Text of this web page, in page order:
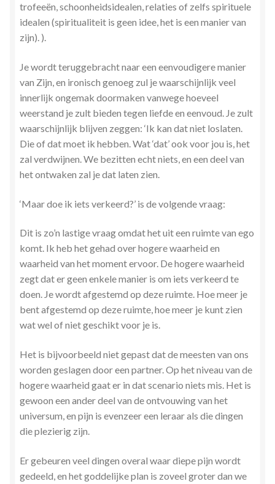
trofeeën, schoonheidsidealen, relaties of zelfs spirituele
idealen (spiritualiteit is geen idee, het is een manier van
zijn). ).
Je wordt teruggebracht naar een eenvoudigere manier
van Zijn, en ironisch genoeg zul je waarschijnlijk veel
innerlijk ongemak doormaken vanwege hoeveel
weerstand je zult bieden tegen liefde en eenvoud. Je zult
waarschijnlijk blijven zeggen: ‘Ik kan dat niet loslaten.
Die of dat moet ik hebben. Wat ‘dat’ ook voor jou is, het
zal verdwijnen. We bezitten echt niets, en een deel van
het ontwaken zal je dat laten zien.
‘Maar doe ik iets verkeerd?’ is de volgende vraag:
Dit is zo’n lastige vraag omdat het uit een ruimte van ego
komt. Ik heb het gehad over hogere waarheid en
waarheid van het moment ervoor. De hogere waarheid
zegt dat er geen enkele manier is om iets verkeerd te
doen. Je wordt afgestemd op deze ruimte. Hoe meer je
bent afgestemd op deze ruimte, hoe meer je kunt zien
wat wel of niet geschikt voor je is.
Het is bijvoorbeeld niet gepast dat de meesten van ons
worden geslagen door een partner. Op het niveau van de
hogere waarheid gaat er in dat scenario niets mis. Het is
gewoon een ander deel van de ontvouwing van het
universum, en pijn is evenzeer een leraar als die dingen
die plezierig zijn.
Er gebeuren veel dingen overal waar diepe pijn wordt
gedeeld, en het goddelijke plan is zoveel groter dan we